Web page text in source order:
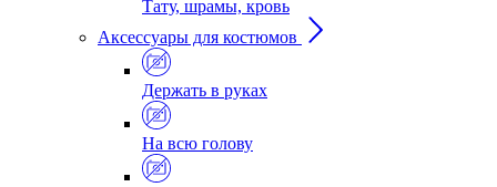
Тату, шрамы, кровь
Аксессуары для костюмов
Держать в руках
На всю голову